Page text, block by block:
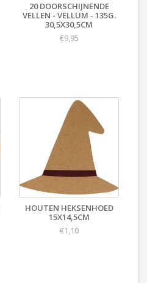
20 DOORSCHIJNENDE
VELLEN - VELLUM - 135G.
30,5X30,5CM
€9,95
HOUTEN HEKSENHOED
15X14,5CM
€1,10